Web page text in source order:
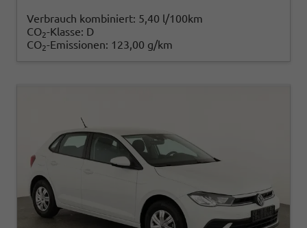
Verbrauch kombiniert: 5,40 l/100km
CO2-Klasse: D
CO2-Emissionen: 123,00 g/km